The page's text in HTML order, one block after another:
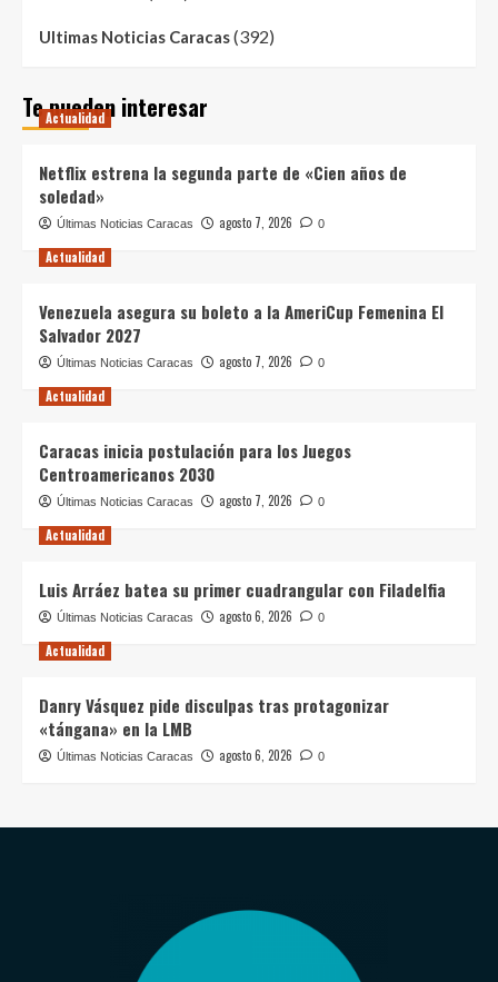
Ultimas Noticias Caracas(392)
Te pueden interesar
Actualidad
Netflix estrena la segunda parte de «Cien años de
soledad»
Últimas Noticias Caracas agosto 7, 2026 0
Actualidad
Venezuela asegura su boleto a la AmeriCup Femenina El
Salvador 2027
Últimas Noticias Caracas agosto 7, 2026 0
Actualidad
Caracas inicia postulación para los Juegos
Centroamericanos 2030
Últimas Noticias Caracas agosto 7, 2026 0
Actualidad
Luis Arráez batea su primer cuadrangular con Filadelfia
Últimas Noticias Caracas agosto 6, 2026 0
Actualidad
Danry Vásquez pide disculpas tras protagonizar
«tángana» en la LMB
Últimas Noticias Caracas agosto 6, 2026 0